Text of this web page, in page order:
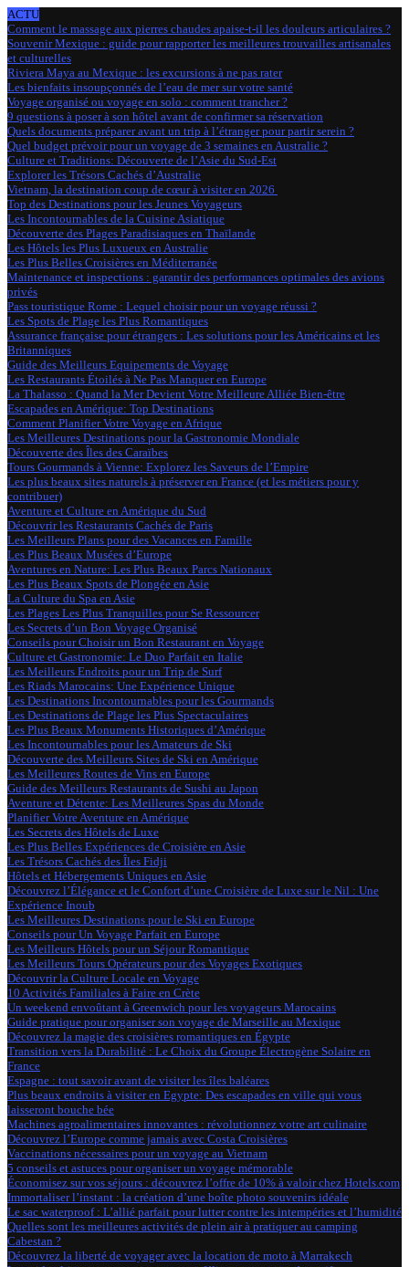
ACTU
Comment le massage aux pierres chaudes apaise-t-il les douleurs articulaires ?
Souvenir Mexique : guide pour rapporter les meilleures trouvailles artisanales
et culturelles
Riviera Maya au Mexique : les excursions à ne pas rater
Les bienfaits insoupçonnés de l’eau de mer sur votre santé
Voyage organisé ou voyage en solo : comment trancher ?
9 questions à poser à son hôtel avant de confirmer sa réservation
Quels documents préparer avant un trip à l’étranger pour partir serein ?
Quel budget prévoir pour un voyage de 3 semaines en Australie ?
Culture et Traditions: Découverte de l’Asie du Sud-Est
Explorer les Trésors Cachés d’Australie
Vietnam, la destination coup de cœur à visiter en 2026
Top des Destinations pour les Jeunes Voyageurs
Les Incontournables de la Cuisine Asiatique
Découverte des Plages Paradisiaques en Thaïlande
Les Hôtels les Plus Luxueux en Australie
Les Plus Belles Croisières en Méditerranée
Maintenance et inspections : garantir des performances optimales des avions
privés
Pass touristique Rome : Lequel choisir pour un voyage réussi ?
Les Spots de Plage les Plus Romantiques
Assurance française pour étrangers : Les solutions pour les Américains et les
Britanniques
Guide des Meilleurs Equipements de Voyage
Les Restaurants Étoilés à Ne Pas Manquer en Europe
La Thalasso : Quand la Mer Devient Votre Meilleure Alliée Bien-être
Escapades en Amérique: Top Destinations
Comment Planifier Votre Voyage en Afrique
Les Meilleures Destinations pour la Gastronomie Mondiale
Découverte des Îles des Caraïbes
Tours Gourmands à Vienne: Explorez les Saveurs de l’Empire
Les plus beaux sites naturels à préserver en France (et les métiers pour y
contribuer)
Aventure et Culture en Amérique du Sud
Découvrir les Restaurants Cachés de Paris
Les Meilleurs Plans pour des Vacances en Famille
Les Plus Beaux Musées d’Europe
Aventures en Nature: Les Plus Beaux Parcs Nationaux
Les Plus Beaux Spots de Plongée en Asie
La Culture du Spa en Asie
Les Plages Les Plus Tranquilles pour Se Ressourcer
Les Secrets d’un Bon Voyage Organisé
Conseils pour Choisir un Bon Restaurant en Voyage
Culture et Gastronomie: Le Duo Parfait en Italie
Les Meilleurs Endroits pour un Trip de Surf
Les Riads Marocains: Une Expérience Unique
Les Destinations Incontournables pour les Gourmands
Les Destinations de Plage les Plus Spectaculaires
Les Plus Beaux Monuments Historiques d’Amérique
Les Incontournables pour les Amateurs de Ski
Découverte des Meilleurs Sites de Ski en Amérique
Les Meilleures Routes de Vins en Europe
Guide des Meilleurs Restaurants de Sushi au Japon
Aventure et Détente: Les Meilleures Spas du Monde
Planifier Votre Aventure en Amérique
Les Secrets des Hôtels de Luxe
Les Plus Belles Expériences de Croisière en Asie
Les Trésors Cachés des Îles Fidji
Hôtels et Hébergements Uniques en Asie
Découvrez l’Élégance et le Confort d’une Croisière de Luxe sur le Nil : Une
Expérience Inoub
Les Meilleures Destinations pour le Ski en Europe
Conseils pour Un Voyage Parfait en Europe
Les Meilleurs Hôtels pour un Séjour Romantique
Les Meilleurs Tours Opérateurs pour des Voyages Exotiques
Découvrir la Culture Locale en Voyage
10 Activités Familiales à Faire en Crète
Un weekend envoûtant à Greenwich pour les voyageurs Marocains
Guide pratique pour organiser son voyage de Marseille au Mexique
Découvrez la magie des croisières romantiques en Égypte
Transition vers la Durabilité : Le Choix du Groupe Électrogène Solaire en
France
Espagne : tout savoir avant de visiter les îles baléares
Plus beaux endroits à visiter en Egypte: Des escapades en ville qui vous
laisseront bouche bée
Machines agroalimentaires innovantes : révolutionnez votre art culinaire
Découvrez l’Europe comme jamais avec Costa Croisières
Vaccinations nécessaires pour un voyage au Vietnam
5 conseils et astuces pour organiser un voyage mémorable
Économisez sur vos séjours : découvrez l’offre de 10% à valoir chez Hotels.com
Immortaliser l’instant : la création d’une boîte photo souvenirs idéale
Le sac waterproof : L’allié parfait pour lutter contre les intempéries et l’humidité
Quelles sont les meilleures activités de plein air à pratiquer au camping
Cabestan ?
Découvrez la liberté de voyager avec la location de moto à Marrakech